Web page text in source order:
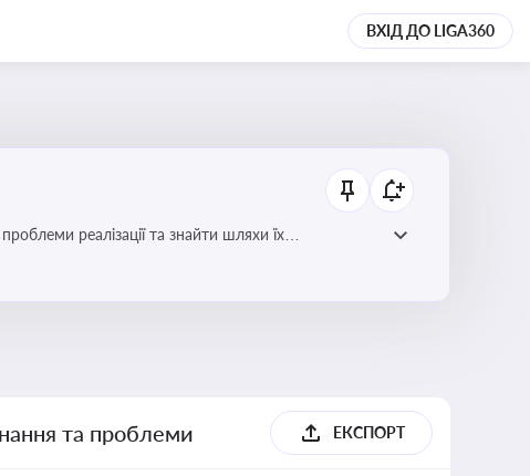
ВХІД ДО LIGA360
реалізації та знайти шляхи їх
та проблеми ЕКСПОРТ